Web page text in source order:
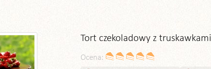
Tort czekoladowy z truskawkami
Ocena: